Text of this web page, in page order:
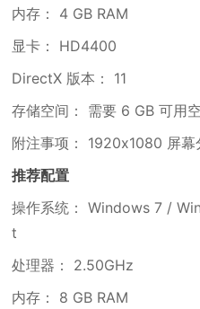
内存： 4 GB RAM
显卡： HD4400
DirectX 版本： 11
存储空间： 需要 6 GB 可用
附注事项： 1920x1080 屏幕
推荐配置
操作系统： Windows 7 /
t
处理器： 2.50GHz
内存： 8 GB RAM